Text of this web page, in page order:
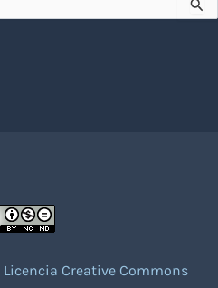
Licencia Creative Commons